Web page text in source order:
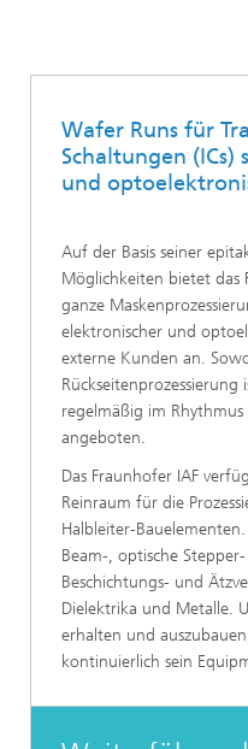
Wafer Runs für
Schaltungen (ICs)
und
Auf der Basis seiner
Möglichkeiten bietet das
ganze
elektronischer und
externe Kunden an.
regelmäßig im
angeboten.
Das Fraunhofer IAF
Reinraum für die
Halbleiter-
Beam-, optische
Beschichtungs- und
Dielektrika und Metalle.
erhalten und
kontinuierlich sein